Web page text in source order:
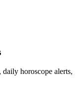
horoscope alerts,